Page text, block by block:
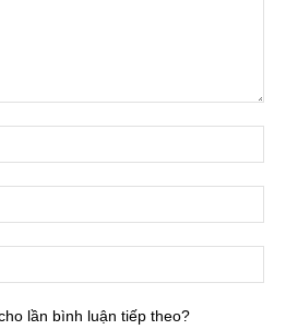
lần bình luận tiếp theo?